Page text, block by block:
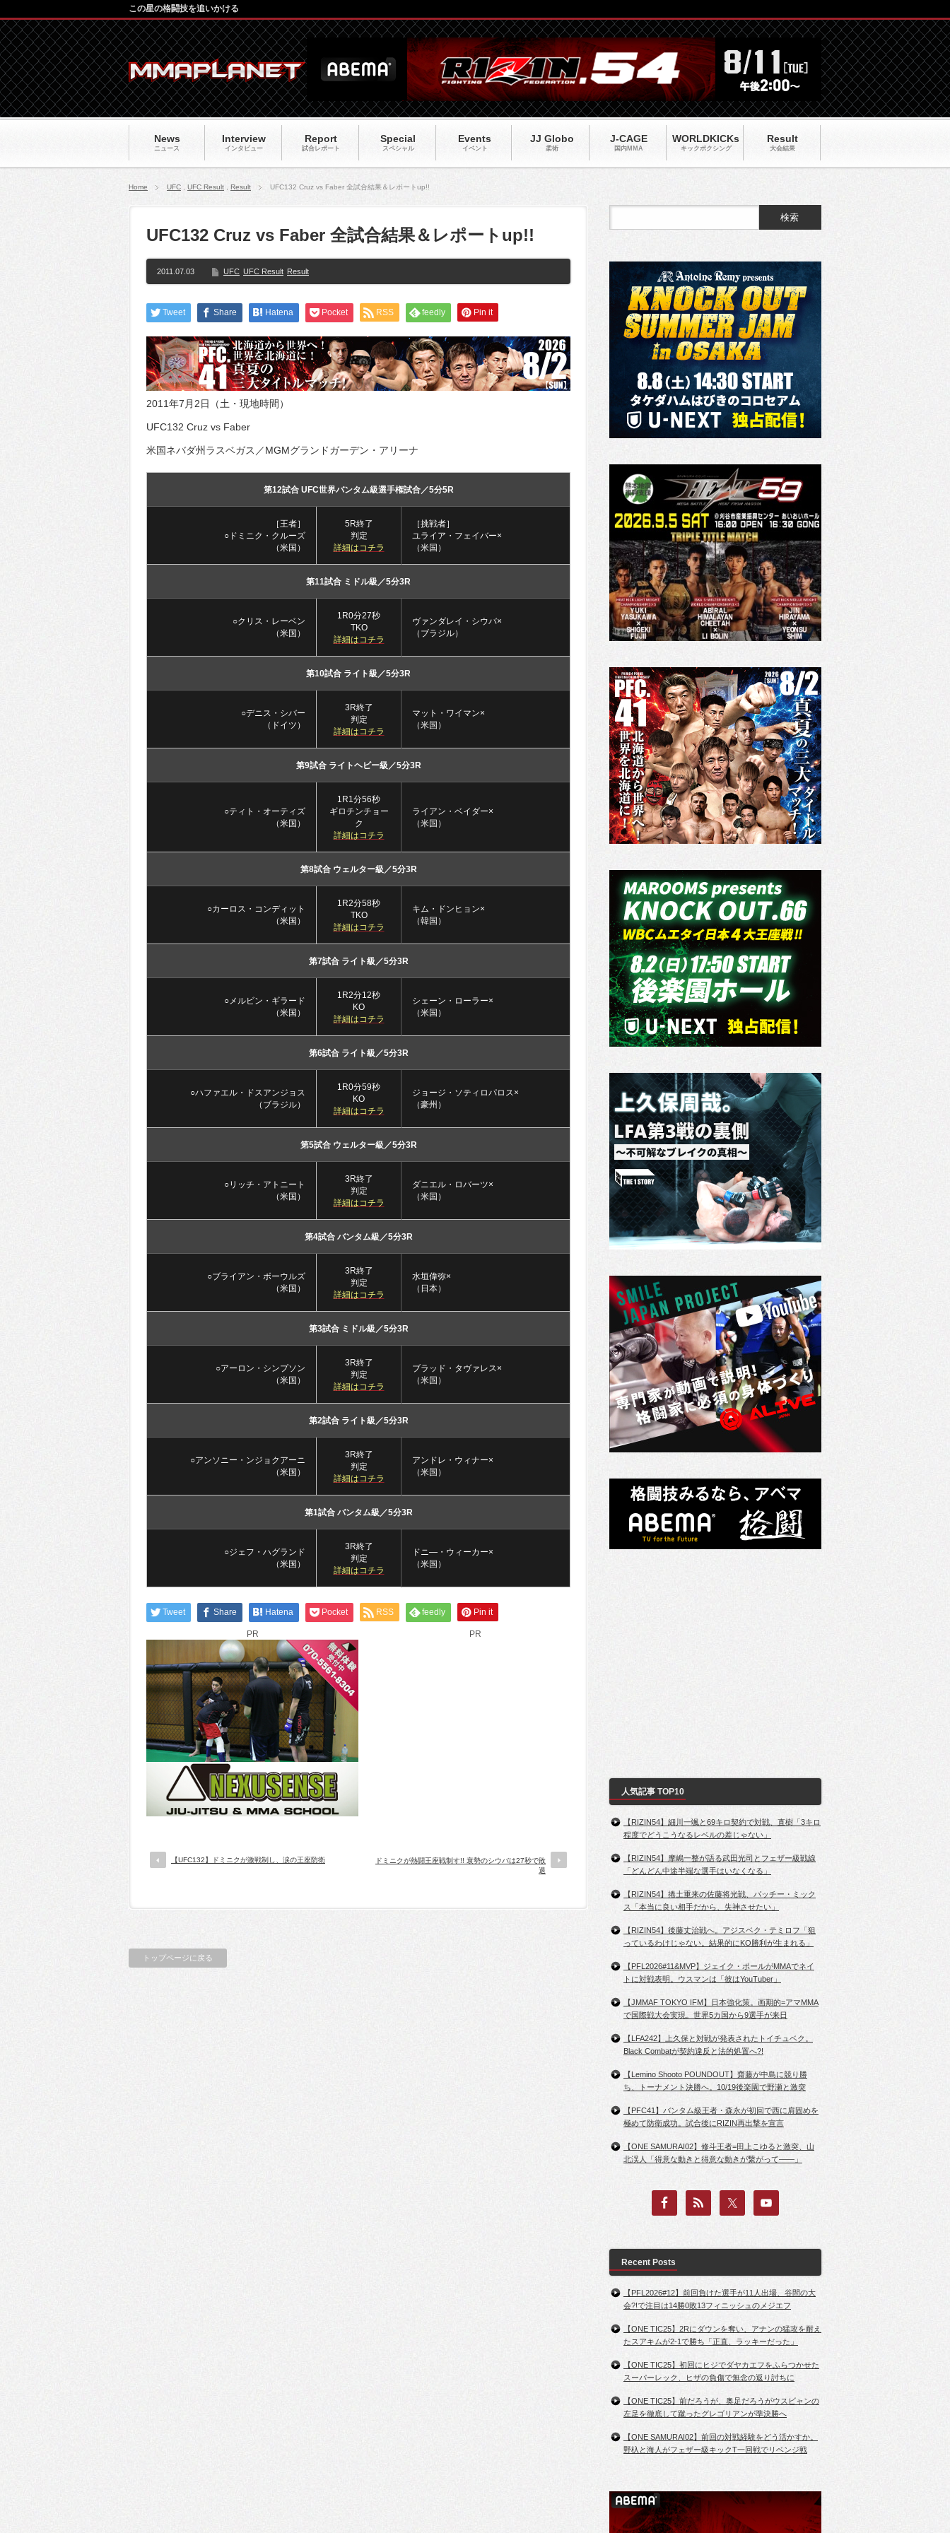
News
ニュース
Interview
インタビュー
Report
試合レポート
Special
スペシャル
Events
イベント
JJ Globo
柔術
J-CAGE
国内MMA
WORLDKICKs
キックポクシング
Result
大会結果
この星の格闘技を追いかける
Home UFC UFC Result Result UFC132 Cruz vs Faber 全試合結果＆レポートup!!
UFC132 Cruz vs Faber 全試合結果＆レポートup!!
2011.07.03 UFC UFC Result Result
Tweet Share Hatena Pocket RSS feedly Pin it
2011年7月2日（土・現地時間）
UFC132 Cruz vs Faber
米国ネバダ州ラスベガス／MGMグランドガーデン・アリーナ
第12試合 UFC世界バンタム級選手権試合／5分5R
［王者］
○ドミニク・クルーズ
（米国）
5R終了
判定
詳細はコチラ
［挑戦者］
ユライア・フェイバー×
（米国）
第11試合 ミドル級／5分3R
○クリス・レーベン
（米国）
1R0分27秒
TKO
詳細はコチラ
ヴァンダレイ・シウバ×
（ブラジル）
第10試合 ライト級／5分3R
○デニス・シバー
（ドイツ）
3R終了
判定
詳細はコチラ
マット・ワイマン×
（米国）
第9試合 ライトヘビー級／5分3R
○ティト・オーティズ
（米国）
1R1分56秒
ギロチンチョー
ク
詳細はコチラ
ライアン・ベイダー×
（米国）
第8試合 ウェルター級／5分3R
○カーロス・コンディット
（米国）
1R2分58秒
TKO
詳細はコチラ
キム・ドンヒョン×
（韓国）
第7試合 ライト級／5分3R
○メルビン・ギラード
（米国）
1R2分12秒
KO
詳細はコチラ
シェーン・ローラー×
（米国）
第6試合 ライト級／5分3R
○ハファエル・ドスアンジョス
（ブラジル）
1R0分59秒
KO
詳細はコチラ
ジョージ・ソティロパロス×
（豪州）
第5試合 ウェルター級／5分3R
○リッチ・アトニート
（米国）
3R終了
判定
詳細はコチラ
ダニエル・ロバーツ×
（米国）
第4試合 バンタム級／5分3R
○ブライアン・ボーウルズ
（米国）
3R終了
判定
詳細はコチラ
水垣偉弥×
（日本）
第3試合 ミドル級／5分3R
○アーロン・シンプソン
（米国）
3R終了
判定
詳細はコチラ
ブラッド・タヴァレス×
（米国）
第2試合 ライト級／5分3R
○アンソニー・ンジョクアーニ
（米国）
3R終了
判定
詳細はコチラ
アンドレ・ウィナー×
（米国）
第1試合 バンタム級／5分3R
○ジェフ・ハグランド
（米国）
3R終了
判定
詳細はコチラ
ドニ―・ウィーカー×
（米国）
Tweet Share Hatena Pocket RSS feedly Pin it
PR PR
【UFC132】ドミニクが激戦制し、涙の王座防衛
ドミニクが熱闘王座戦制す!! 衰勢のシウバは27秒で敗
退
トップページに戻る
人気記事 TOP10
【RIZIN54】細川一颯と69キロ契約で対戦、直樹「3キロ
程度でどうこうなるレベルの差じゃない」
【RIZIN54】摩嶋一整が語る武田光司とフェザー級戦線
「どんどん中途半端な選手はいなくなる」
【RIZIN54】捲土重来の佐藤将光戦、パッチー・ミック
ス「本当に良い相手だから、失神させたい」
【RIZIN54】後藤丈治戦へ。アジスベク・テミロフ「狙
っているわけじゃない。結果的にKO勝利が生まれる」
【PFL2026#11&MVP】ジェイク・ポールがMMAでネイ
トに対戦表明。ウスマンは「彼はYouTuber」
【JMMAF TOKYO IFM】日本強化策。画期的=アマMMA
で国際戦大会実現。世界5カ国から9選手が来日
【LFA242】上久保と対戦が発表されたトイチュベク。
Black Combatが契約違反と法的処置へ?!
【Lemino Shooto POUNDOUT】齋藤が中島に競り勝
ち、トーナメント決勝へ。10/19後楽園で野瀬と激突
【PFC41】バンタム級王者・森永が初回で西に肩固めを
極めて防衛成功。試合後にRIZIN再出撃を宣言
【ONE SAMURAI02】修斗王者=田上こゆると激突、山
北渓人「得意な動きと得意な動きが繋がって――」
Recent Posts
【PFL2026#12】前回負けた選手が11人出場、谷間の大
会?!で注目は14勝0敗13フィニッシュのメジエフ
【ONE TIC25】2Rにダウンを奪い、アナンの猛攻を耐え
たスアキムが2-1で勝ち「正直、ラッキーだった」
【ONE TIC25】初回にヒジでダヤカエフをふらつかせた
スーパーレック、ヒザの負傷で無念の返り討ちに
【ONE TIC25】前だろうが、奥足だろうがウスビャンの
左足を徹底して蹴ったグレゴリアンが準決勝へ
【ONE SAMURAI02】前回の対戦経験をどう活かすか。
野杁と海人がフェザー級キックT一回戦でリベンジ戦